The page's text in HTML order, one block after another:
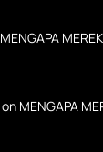
MENGAPA
on MENGAPA